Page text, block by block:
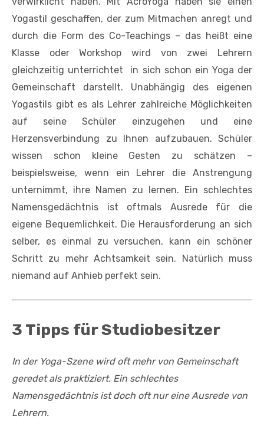
Yogastil geschaffen, der zum Mitmachen anregt und
durch die Form des Co-Teachings – das heißt eine
Klasse oder Workshop wird von zwei Lehrern
gleichzeitig unterrichtet  in sich schon ein Yoga der
Gemeinschaft darstellt. Unabhängig des eigenen
Yogastils gibt es als Lehrer zahlreiche Möglichkeiten
auf seine Schüler einzugehen und eine
Herzensverbindung zu Ihnen aufzubauen. Schüler
wissen schon kleine Gesten zu schätzen –
beispielsweise, wenn ein Lehrer die Anstrengung
unternimmt, ihre Namen zu lernen. Ein schlechtes
Namensgedächtnis ist oftmals Ausrede für die
eigene Bequemlichkeit. Die Herausforderung an sich
selber, es einmal zu versuchen, kann ein schöner
Schritt zu mehr Achtsamkeit sein. Natürlich muss
niemand auf Anhieb perfekt sein.
3 Tipps für Studiobesitzer
In der Yoga-Szene wird oft mehr von Gemeinschaft
geredet als praktiziert. Ein schlechtes
Namensgedächtnis ist doch oft nur eine Ausrede von
Lehrern.